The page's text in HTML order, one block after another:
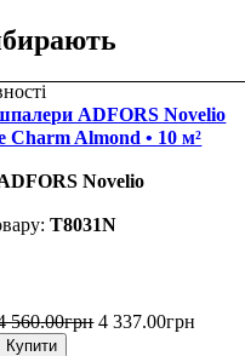
ADFORS Novelio
Charm Almond • 10 м²
Novelio
T8031N
560.00грн 4 337.00грн
Купити